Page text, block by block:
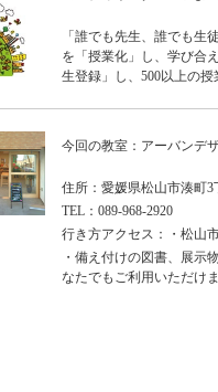
「誰でも先生、誰でも
を「授業化」し、学び合
生登録」し、500以上の
今回の教室：アーバンデ
住所：愛媛県松山市湊町3
TEL：089-968-2920
行き方アクセス：・松山
・備え付けの図書、展示
なたでもご利用いただけ